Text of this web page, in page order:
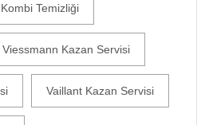
Kombi Temizliği
Viessmann Kazan Servisi
Vaillant Kazan Servisi